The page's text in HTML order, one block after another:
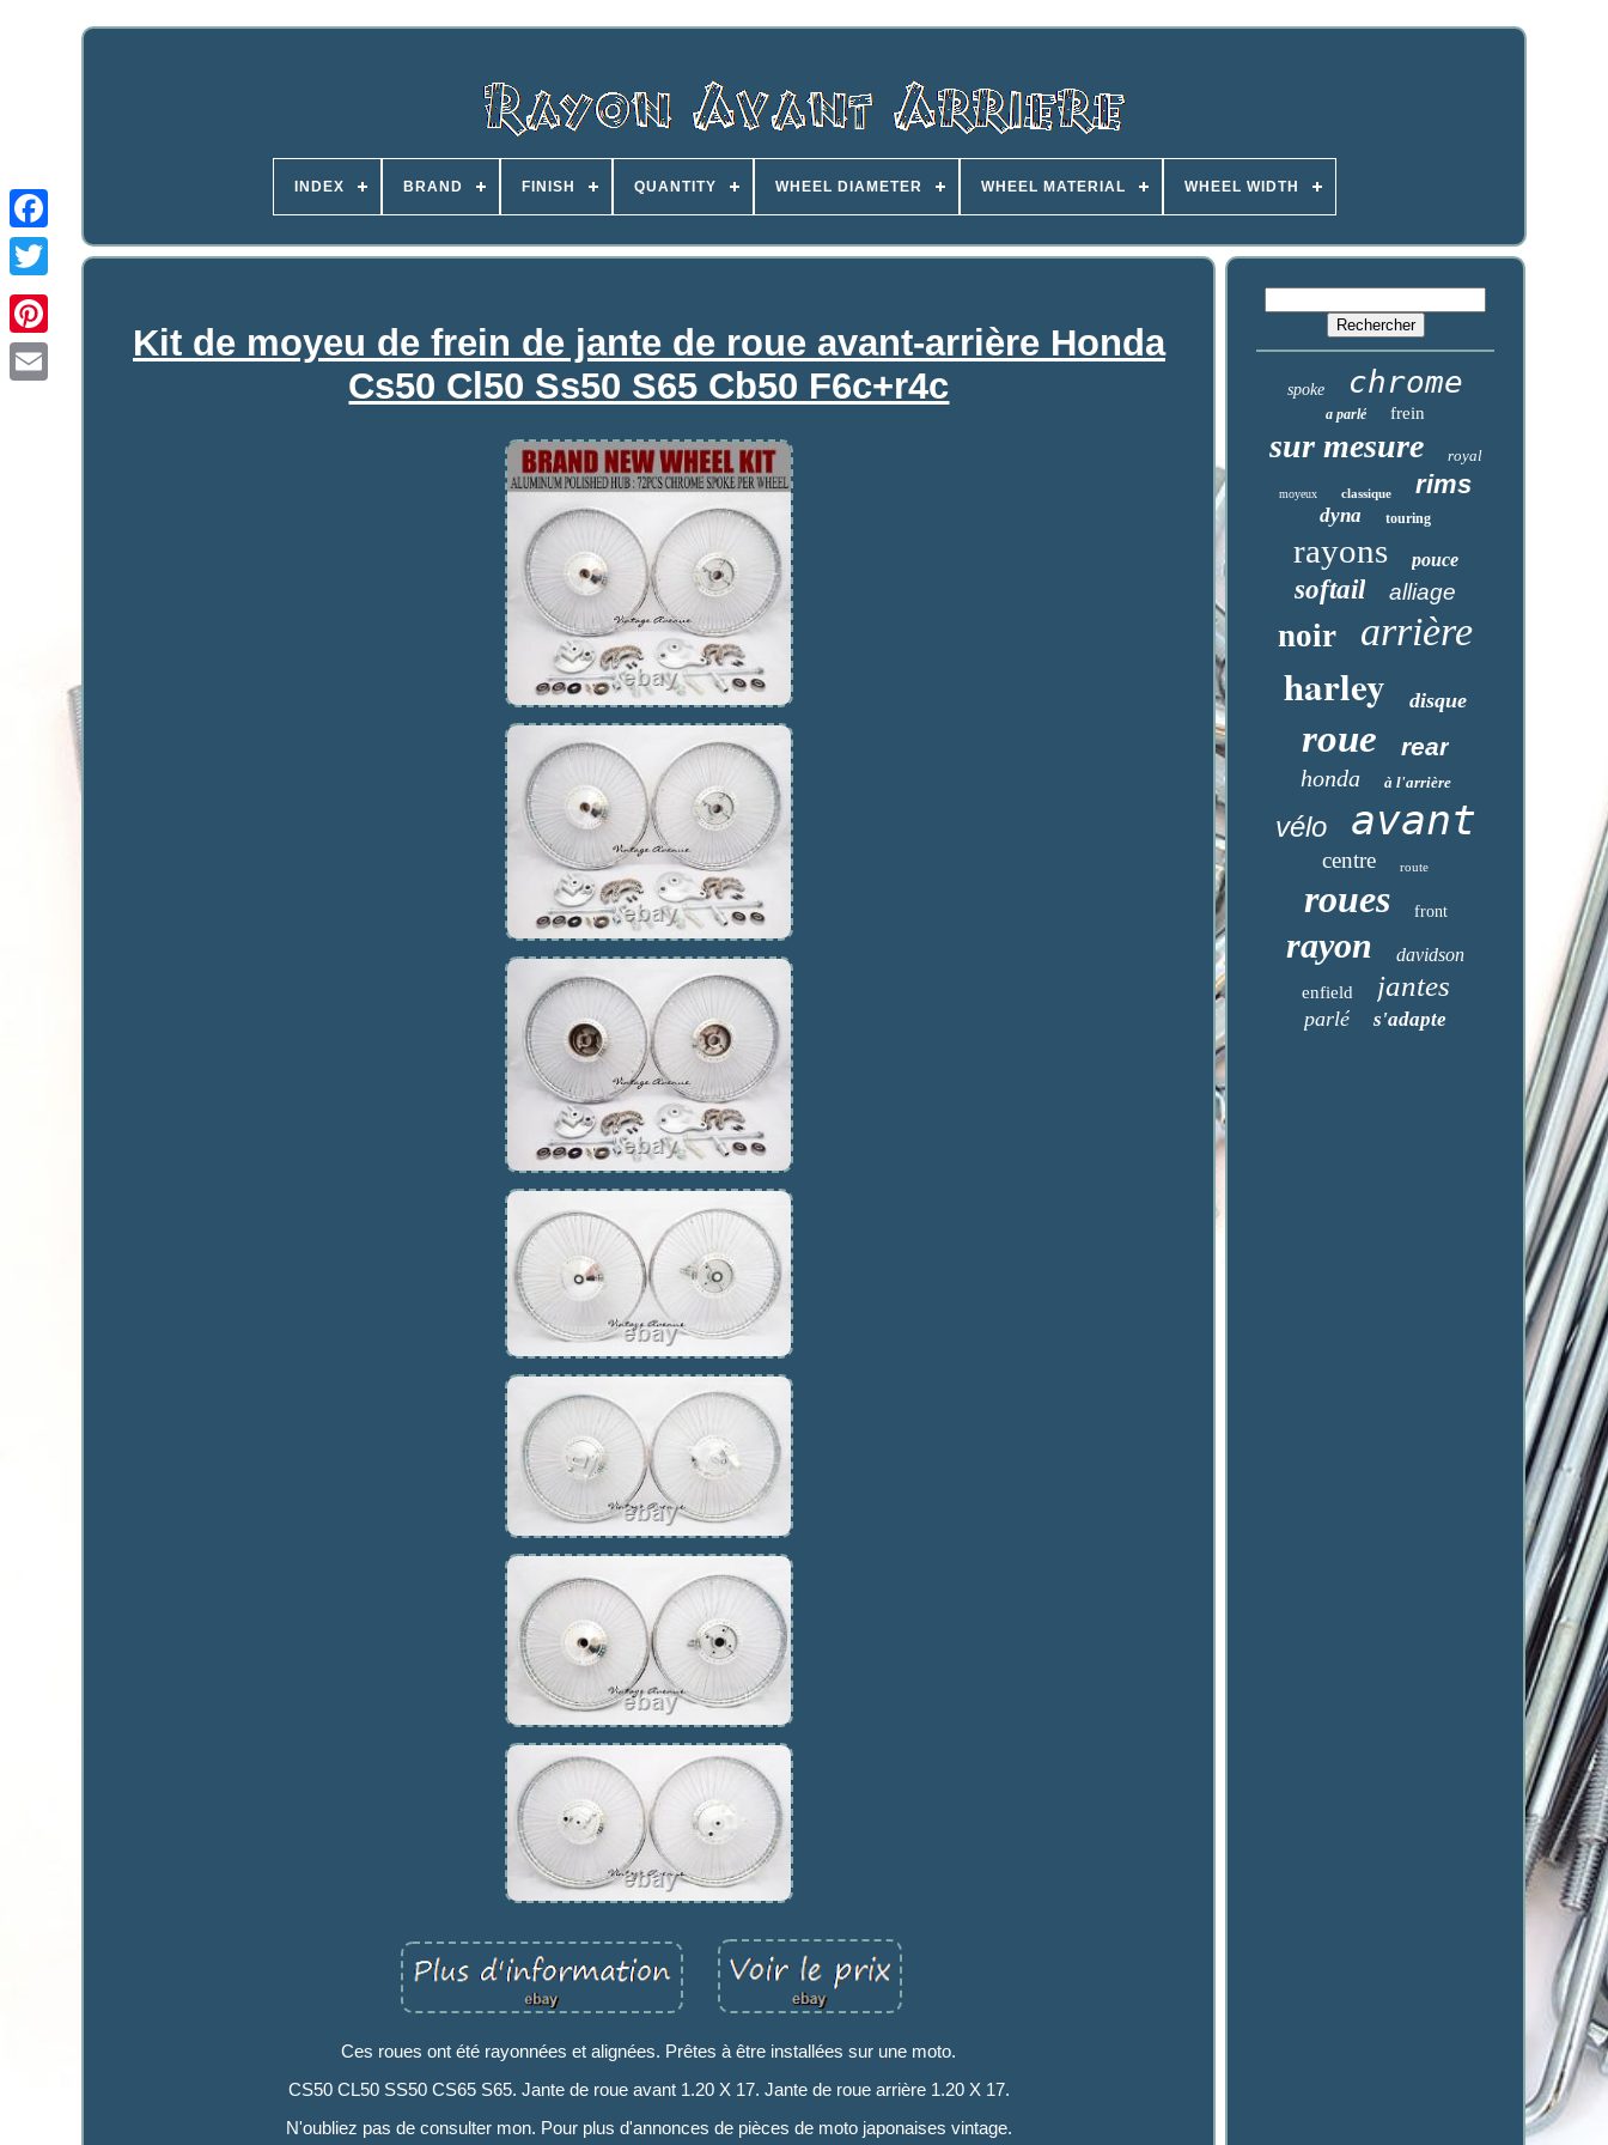
INDEX BRAND FINISH QUANTITY WHEEL DIAMETER WHEEL MATERIAL WHEEL WIDTH
Kit de moyeu de frein de jante de roue avant-arrière Honda
Cs50 Cl50 Ss50 S65 Cb50 F6c+r4c
Ces roues ont été rayonnées et alignées. Prêtes à être installées sur une moto.
CS50 CL50 SS50 CS65 S65. Jante de roue avant 1.20 X 17. Jante de roue arrière 1.20 X 17.
N'oubliez pas de consulter mon. Pour plus d'annonces de pièces de moto japonaises vintage.
spoke chrome
a parlé frein
sur mesure royal
moyeux classique rims
dyna touring
rayons pouce
softail alliage
noir arrière
harley disque
roue rear
honda à l'arrière
vélo avant
centre route
roues front
rayon davidson
enfield jantes
parlé s'adapte